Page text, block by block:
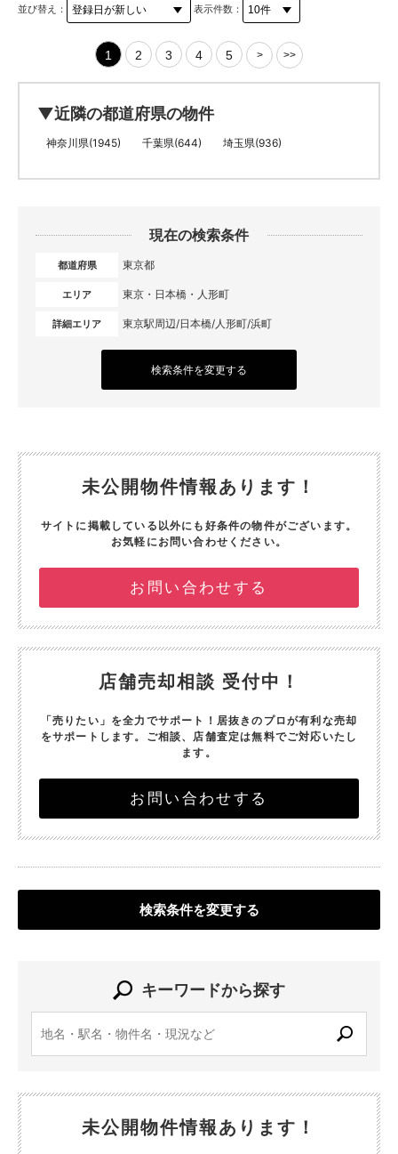
並び替え： 表示件数：
1 2 3 4 5 > >>
▼近隣の都道府県の物件
神奈川県(1945) 千葉県(644) 埼玉県(936)
現在の検索条件
都道府県 東京都
エリア 東京・日本橋・人形町
詳細エリア 東京駅周辺/日本橋/人形町/浜町
検索条件を変更する
未公開物件情報あります！
サイトに掲載している以外にも好条件の物件がございます。
お気軽にお問い合わせください。
お問い合わせする
店舗売却相談 受付中！
「売りたい」を全力でサポート！ 居抜きのプロが有利な売却
をサポートします。 ご相談、店舗査定は無料でご対応いたし
ます。
お問い合わせする
検索条件を変更する
キーワードから探す
未公開物件情報あります！